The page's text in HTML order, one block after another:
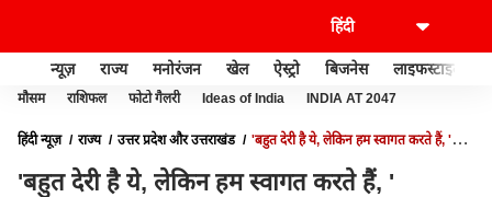
न्यूज़ राज्य मनोरंजन खेल ऐस्ट्रो बिजनेस लाइफस्टाइल
मौसम राशिफल फोटो गैलरी Ideas of India INDIA AT 2047
हिंदी न्यूज़ राज्य उत्तर प्रदेश और उत्तराखंड
'बहुत देरी है ये, लेकिन हम स्वागत करते हैं, '
'बहुत देरी है ये, लेकिन हम स्वागत करते हैं, '